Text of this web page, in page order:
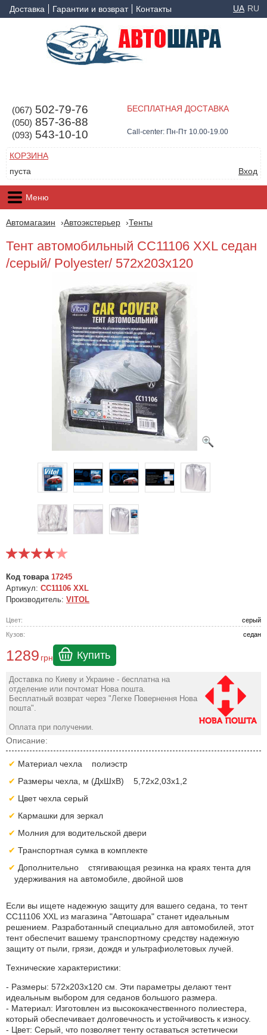
Доставка Гарантии и возврат Контакты UA RU
(067) 502-79-76
(050) 857-36-88
(093) 543-10-10
БЕСПЛАТНАЯ ДОСТАВКА
Call-center: Пн-Пт 10.00-19.00
КОРЗИНА
пуста
Вход
Меню
Автомагазин Автоэкстерьер Тенты
Тент автомобильный CC11106 XXL седан
/серый/ Polyester/ 572х203х120
Код товара 17245
Артикул: CC11106 XXL
Производитель: VITOL
Цвет:
серый
Кузов:
седан
1289 грн Купить
Доставка по Киеву и Украине - бесплатна на
отделение или почтомат Нова пошта.
Бесплатный возврат через "Легке Повернення Нова
пошта".
Оплата при получении.
Описание:
Материал чехла полиэстр
Размеры чехла, м (ДхШхВ) 5,72х2,03х1,2
Цвет чехла серый
Кармашки для зеркал
Молния для водительской двери
Транспортная сумка в комплекте
Дополнительно стягивающая резинка на краях тента для
удерживания на автомобиле, двойной шов
Если вы ищете надежную защиту для вашего седана, то тент
CC11106 XXL из магазина "Автошара" станет идеальным
решением. Разработанный специально для автомобилей, этот
тент обеспечит вашему транспортному средству надежную
защиту от пыли, грязи, дождя и ультрафиолетовых лучей.
Технические характеристики:
- Размеры: 572х203х120 см. Эти параметры делают тент
идеальным выбором для седанов большого размера.
- Материал: Изготовлен из высококачественного полиестера,
который обеспечивает долговечность и устойчивость к износу.
- Цвет: Серый, что позволяет тенту оставаться эстетически